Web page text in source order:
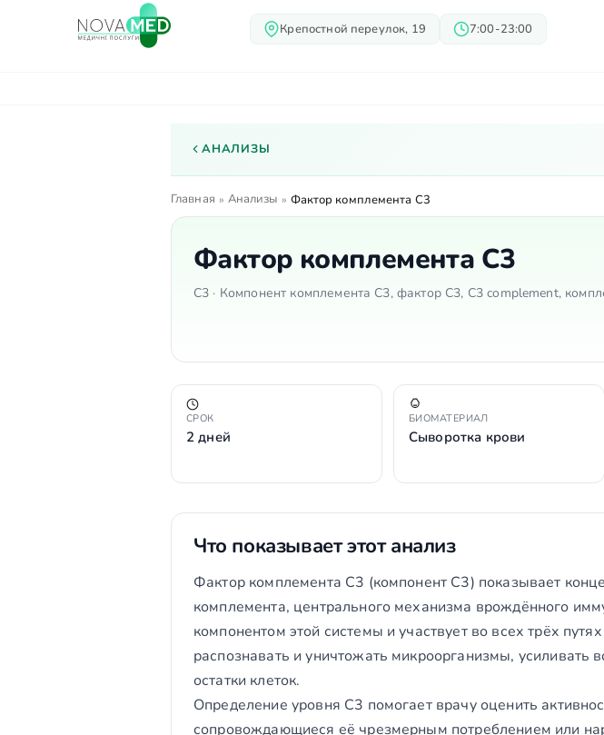
Крепостной переулок, 19 7:00-23:00
АНАЛИЗЫ
Главная » Анализы » Фактор комплемента C3
Фактор комплемента C3
C3 · Компонент комплемента C3, фактор C3, C3 complement,
СРОК
2 дней
БИОМАТЕРИАЛ
Сыворотка крови
Что показывает этот анализ
Фактор комплемента C3 (компонент C3) показывает
комплемента, центрального механизма врождённого
компонентом этой системы и участвует во всех трёх
распознавать и уничтожать микроорганизмы,
остатки клеток.
Определение уровня C3 помогает врачу оценить
сопровождающиеся её чрезмерным потреблением или